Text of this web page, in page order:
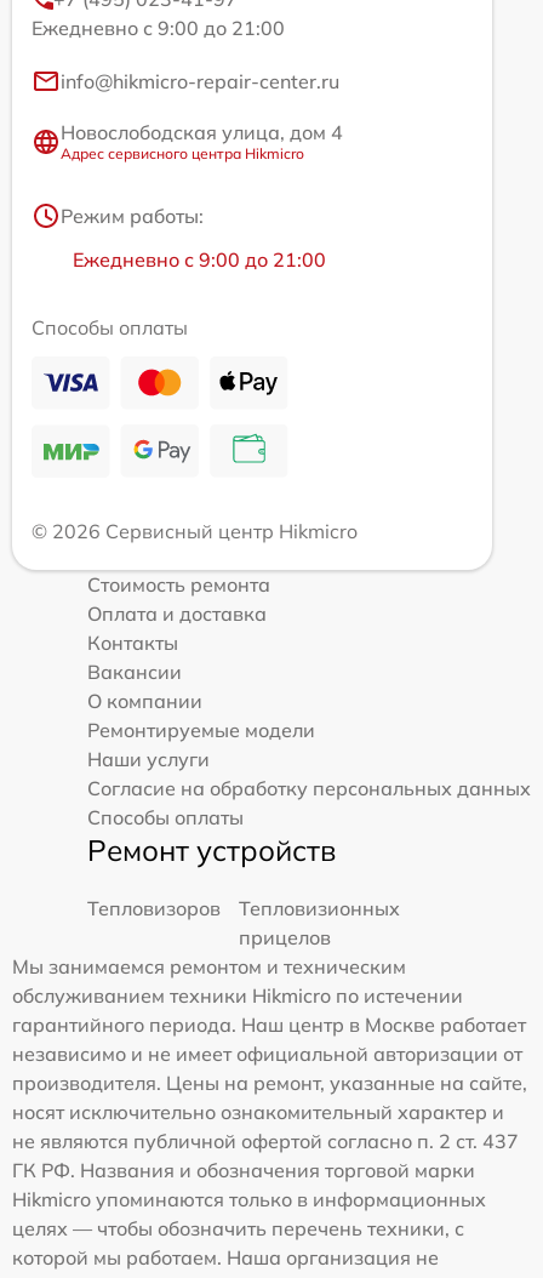
Ежедневно с 9:00 до 21:00
info@hikmicro-repair-center.ru
Новослободская улица, дом 4
Адрес сервисного центра Hikmicro
Режим работы:
Ежедневно с 9:00 до 21:00
Способы оплаты
© 2026 Сервисный центр Hikmicro
Стоимость ремонта
Оплата и доставка
Контакты
Вакансии
О компании
Ремонтируемые модели
Наши услуги
Согласие на обработку персональных данных
Способы оплаты
Ремонт устройств
Тепловизоров
Тепловизионных
прицелов
Мы занимаемся ремонтом и техническим
обслуживанием техники Hikmicro по истечении
гарантийного периода. Наш центр в Москве работает
независимо и не имеет официальной авторизации от
производителя. Цены на ремонт, указанные на сайте,
носят исключительно ознакомительный характер и
не являются публичной офертой согласно п. 2 ст. 437
ГК РФ. Названия и обозначения торговой марки
Hikmicro упоминаются только в информационных
целях — чтобы обозначить перечень техники, с
которой мы работаем. Наша организация не